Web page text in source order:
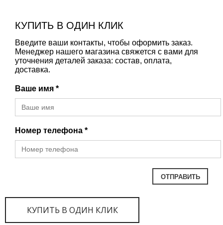
КУПИТЬ В ОДИН КЛИК
Введите ваши контакты, чтобы оформить заказ.
Менеджер нашего магазина свяжется с вами для
уточнения деталей заказа: состав, оплата,
доставка.
Ваше имя *
Номер телефона *
КУПИТЬ В ОДИН КЛИК